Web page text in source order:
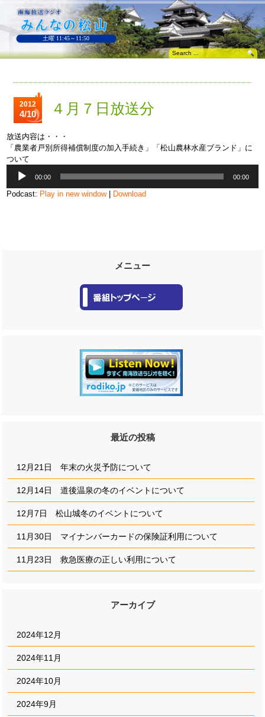
土曜 11:45～11:50
メニュー
最近の投稿
12月21日 年末の火災予防について
12月14日 道後温泉の冬のイベントについて
12月7日 松山城冬のイベントについて
11月30日 マイナンバーカードの保険証利用について
11月23日 救急医療の正しい利用について
アーカイブ
2024年12月
2024年11月
2024年10月
2024年9月
2012
4/10 ４月７日放送分
放送内容は・・・
「農業者戸別所得補償制度の加入手続き」「松山農林水産ブランド」に
ついて
プ
00:00 00:00
Podcast: Play in new window| Download